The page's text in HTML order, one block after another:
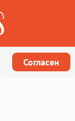
Согласен